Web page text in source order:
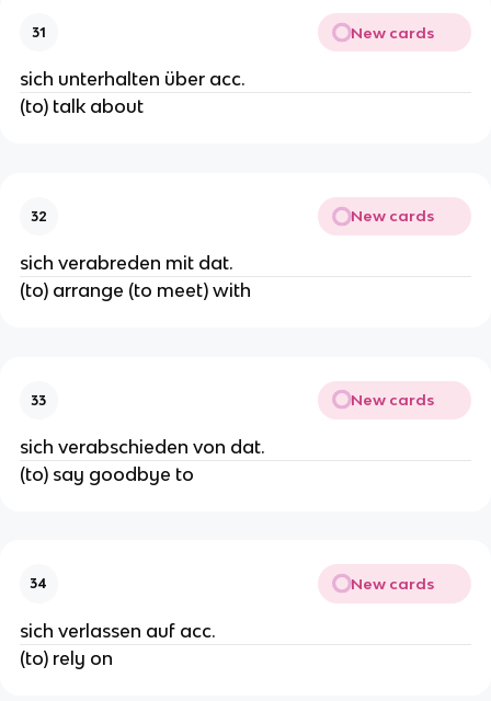
31 New cards
sich unterhalten über acc.
(to) talk about
32 New cards
sich verabreden mit dat.
(to) arrange (to meet) with
33 New cards
sich verabschieden von dat.
(to) say goodbye to
34 New cards
sich verlassen auf acc.
(to) rely on